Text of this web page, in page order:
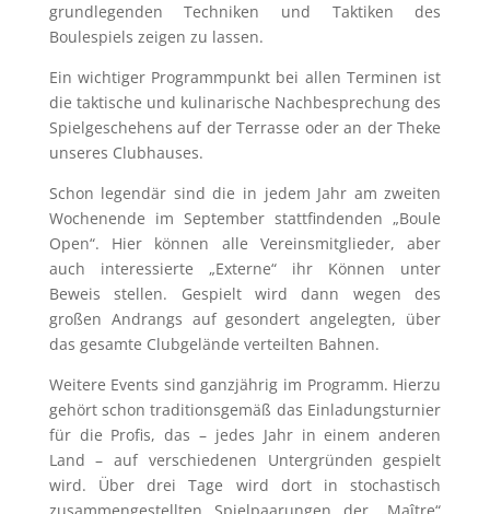
grundlegenden Techniken und Taktiken des
Boulespiels zeigen zu lassen.
Ein wichtiger Programmpunkt bei allen Terminen ist
die taktische und kulinarische Nachbesprechung des
Spielgeschehens auf der Terrasse oder an der Theke
unseres Clubhauses.
Schon legendär sind die in jedem Jahr am zweiten
Wochenende im September stattfindenden „Boule
Open“. Hier können alle Vereinsmitglieder, aber
auch interessierte „Externe“ ihr Können unter
Beweis stellen. Gespielt wird dann wegen des
großen Andrangs auf gesondert angelegten, über
das gesamte Clubgelände verteilten Bahnen.
Weitere Events sind ganzjährig im Programm. Hierzu
gehört schon traditionsgemäß das Einladungsturnier
für die Profis, das – jedes Jahr in einem anderen
Land – auf verschiedenen Untergründen gespielt
wird. Über drei Tage wird dort in stochastisch